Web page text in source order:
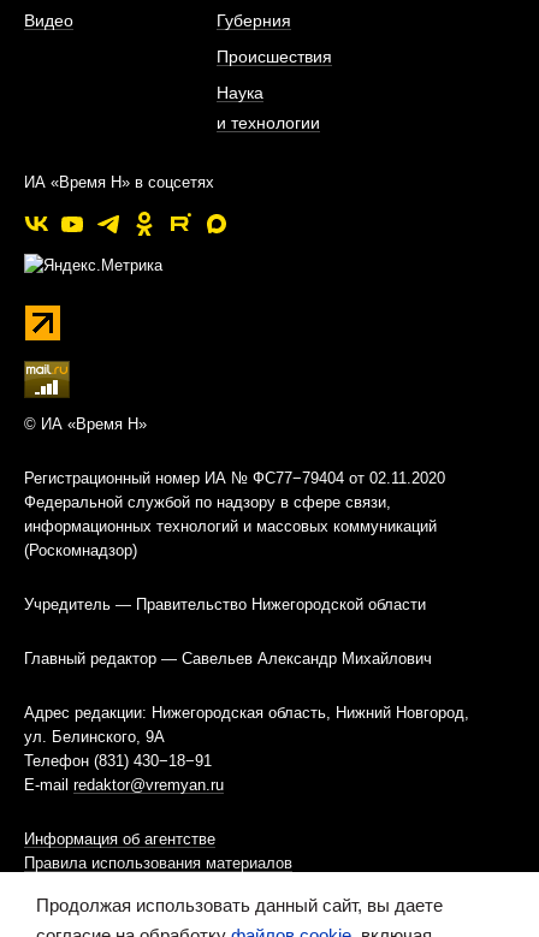
Видео
Губерния
Происшествия
Наука
и технологии
ИА «Время Н» в соцсетях
© ИА «Время Н»
Регистрационный номер ИА № ФС77−79404 от 02.11.2020
Федеральной службой по надзору в сфере связи,
информационных технологий и массовых коммуникаций
(Роскомнадзор)
Учредитель — Правительство Нижегородской области
Главный редактор — Савельев Александр Михайлович
Адрес редакции: Нижегородская область, Нижний Новгород,
ул. Белинского, 9А
Телефон (831) 430−18−91
E-mail redaktor@vremyan.ru
Информация об агентстве
Правила использования материалов
Информационная политика использования «cookies»-файлов
Продолжая использовать данный сайт, вы даете